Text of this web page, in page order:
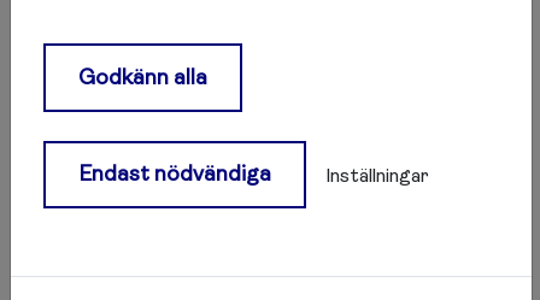
lägenhet
Bostadsförmedlingen. Vi har ingen egen
lägenhet och du måste därför uppfylla våra
Godkänn alla
Endast nödvändiga Inställningar